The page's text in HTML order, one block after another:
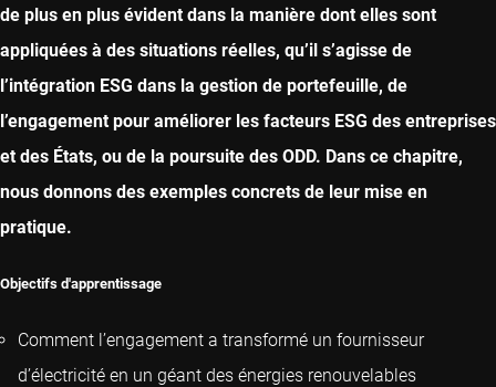
de plus en plus évident dans la manière dont elles sont
appliquées à des situations réelles, qu’il s’agisse de
l’intégration ESG dans la gestion de portefeuille, de
l’engagement pour améliorer les facteurs ESG des entreprises
et des États, ou de la poursuite des ODD. Dans ce chapitre,
nous donnons des exemples concrets de leur mise en
pratique.
Objectifs d'apprentissage
Comment l’engagement a transformé un fournisseur
d’électricité en un géant des énergies renouvelables